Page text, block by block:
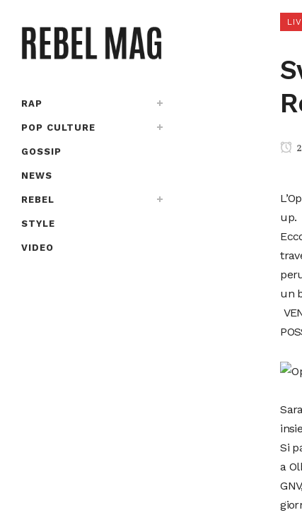
RAP
POP CULTURE
GOSSIP
NEWS
REBEL
STYLE
VIDEO
up.
un
Si
a